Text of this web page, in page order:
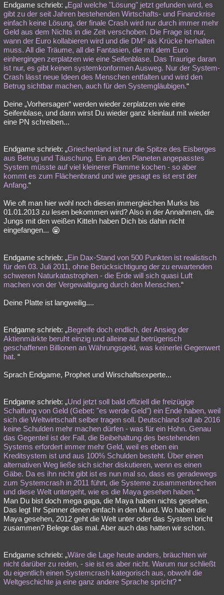
Endgame schrieb: „Egal welche "Lösung" jetzt gefunden wird, es
gibt zu der seit Jahren bestehenden Wirtschafts- und Finanzkrise
einfach keine Lösung, der finale Crash wird nur durch immer mehr
Geld aus dem Nichts in die Zeit verschoben. Die Frage ist nur,
wann der Euro kollabieren wird und die DM² als Krücke herhalten
muss. All die Träume, all die Fantasien, die mit dem Euro
einhergingen zerplatzen wie eine Seifenblase. Das Traurige daran
ist nur, es gibt keinen systemkonformen Ausweg. Nur der System-
Crash lässt neue Ideen des Menschen entfalten und wird den
Betrug sichtbar machen, auch für den Systemgläubigen.“
Deine „Vorhersagen“ werden wieder zerplatzen wie eine
Seifenblase, und dann wirst Du wieder ganz kleinlaut mit wieder
eine PN schreiben...
Endgame schrieb: „Griechenland ist nur die Spitze des Eisberges
aus Betrug und Täuschung. Ein an den Planeten angepasstes
System müsste auf viel kleinerer Flamme kochen - so aber
kommt es zum Flächenbrand und wie gesagt es ist erst der
Anfang.“
Wie oft man hier wohl noch diesen immergleichen Murks bis
01.01.2013 zu lesen bekommen wird? Also in der Annahmen, die
Jungs mit den weißen Kitteln haben Dich bis dahin nicht
eingefangen...
Endgame schrieb: „Ein Dax-Stand von 500 Punkten ist realistisch
für den 03. Juli 2011, ohne Berücksichtigung der zu erwartenden
schweren Naturkatastrophen - die Erde will sich quasi Luft
machen von der Vergewaltigung durch den Menschen.“
Deine Platte ist langweilig....
Endgame schrieb: „Begreife doch endlich, der Ansieg der
Aktienmärkte beruht einzig und alleine auf betrügerisch
geschaffenen Billionen an Währungsgeld, was keinerlei Gegenwert
hat. “
Sprach Endgame, Prophet und Wirschaftsexperte...
Endgame schrieb: „Und jetzt soll bald offiziell die freizügige
Schaffung von Geld (Gebet: "es werde Geld") ein Ende haben, weil
sich die Weltwirtschaft selber tragen soll. Deutschland soll ab 2016
keine Schulden mehr machen dürfen - was für ein Hohn. Genau
das Gegenteil ist der Fall, die Beibehaltung des bestehenden
Systems erfordert immer mehr Geld, weil es eben ein
Kreditsystem ist und aus 100% Schulden besteht. Über einen
alternativen Weg ließe sich sicher diskutieren, wenn es einen
Gäbe. Da es ihn nicht gibt ist es nun mal so, dass es geradewegs
zum Systemcrash in 2011 führt, die Systeme zusammenbrechen
und diese Welt untergeht, wie es die Maya gesehen haben. “
Man Du bist doch mega gaga, die Maya haben nichts gesehen.
Das legt Ihr Spinner denen einfach in den Mund. Wo haben die
Maya gesehen, 2012 geht die Welt unter oder das System bricht
zusammen? Belege das mal. Aber auch das hatten wir schon.
Endgame schrieb: „Wäre die Lage heute anders, bräuchten wir
nicht darüber zu reden, - sie ist es aber nicht. Warum nur schließt
du eigentlich einen Systemcrash kategorisch aus, obwohl die
Weltgeschichte ja eine ganz andere Sprache spricht? “